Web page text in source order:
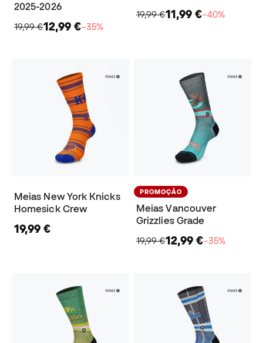
2025-2026
19,99 €12,99 €−35%
19,99 €11,99 €−40%
Meias New York Knicks
Homesick Crew
19,99 €
PROMOÇÃO
Meias Vancouver
Grizzlies Grade
19,99 €12,99 €−35%